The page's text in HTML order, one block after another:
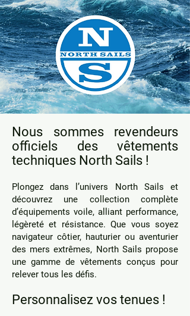
Nous sommes revendeurs
officiels des vêtements
techniques North Sails !
Plongez dans l’univers North Sails et
découvrez une collection complète
d’équipements voile, alliant performance,
légèreté et résistance. Que vous soyez
navigateur côtier, hauturier ou aventurier
des mers extrêmes, North Sails propose
une gamme de vêtements conçus pour
relever tous les défis.
Personnalisez vos tenues !